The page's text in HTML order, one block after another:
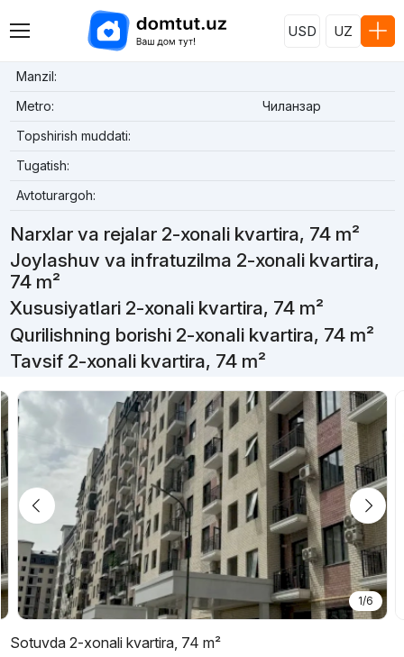
USD UZ
Manzil:
Metro:
Чиланзар
Topshirish muddati:
Tugatish:
Avtoturargoh:
Narxlar va rejalar 2-xonali kvartira, 74 m²
Joylashuv va infratuzilma 2-xonali kvartira,
74 m²
Xususiyatlari 2-xonali kvartira, 74 m²
Qurilishning borishi 2-xonali kvartira, 74 m²
Tavsif 2-xonali kvartira, 74 m²
1/6
Sotuvda 2-xonali kvartira, 74 m²